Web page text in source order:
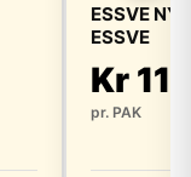
ESSVE
ESSVE
Kr
pr. PAK